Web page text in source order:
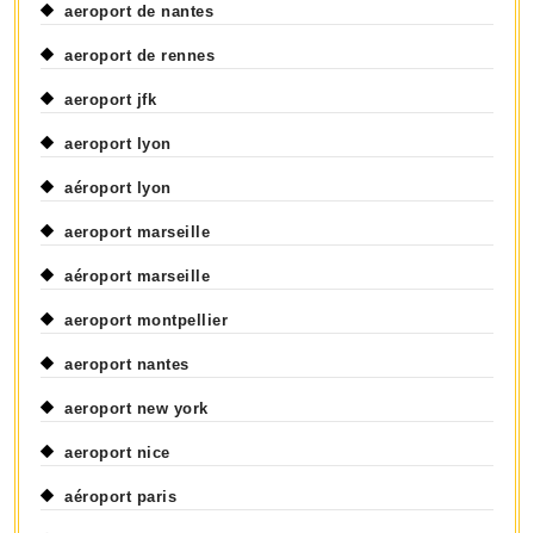
aeroport de nantes
aeroport de rennes
aeroport jfk
aeroport lyon
aéroport lyon
aeroport marseille
aéroport marseille
aeroport montpellier
aeroport nantes
aeroport new york
aeroport nice
aéroport paris